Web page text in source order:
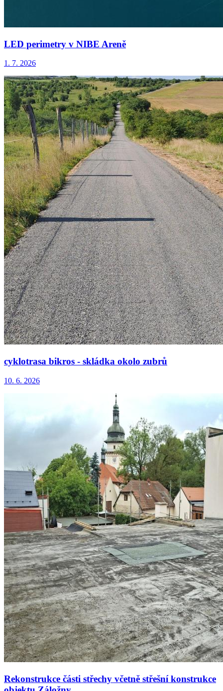
LED perimetry v NIBE Areně
1. 7. 2026
cyklotrasa bikros - skládka okolo zubrů
10. 6. 2026
Rekonstrukce části střechy včetně střešní konstrukce